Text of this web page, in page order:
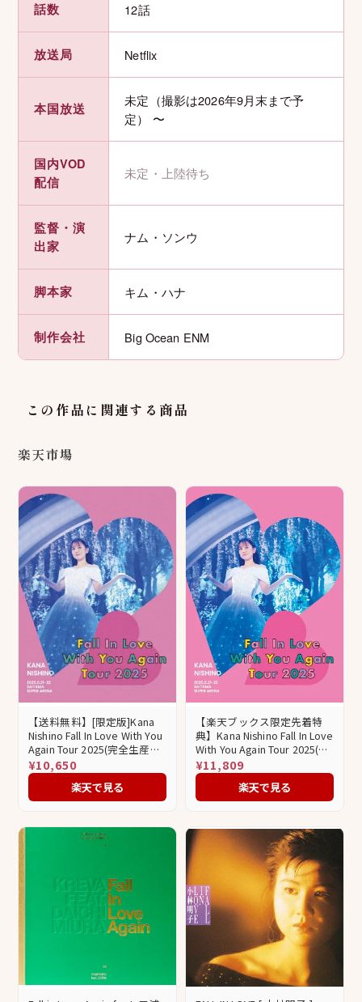
話数 12話
放送局 Netflix
本国放送
未定（撮影は2026年9月末まで予
定） 〜
国内VOD
配信
未定・上陸待ち
監督・演
出家
ナム・ソンウ
脚本家 キム・ハナ
制作会社 Big Ocean ENM
この作品に関連する商品
楽天市場
【送料無料】[限定版]Kana
Nishino Fall In Love With You
Again Tour 2025(完全生産限
定盤)【2Blu-ray+グッズ】/西
野カナ[Blu-ray]【返品種別
¥10,650
楽天で見る
【楽天ブックス限定先着特
典】Kana Nishino Fall In Love
With You Again Tour 2025(完
全生産限定盤BD)【Blu-ray】
(オリジナルスマホショルダ
ー) [ 西野カナ ]
¥11,809
楽天で見る